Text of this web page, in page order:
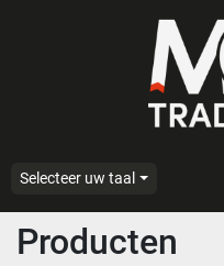
Selecteer uw taal
Producten